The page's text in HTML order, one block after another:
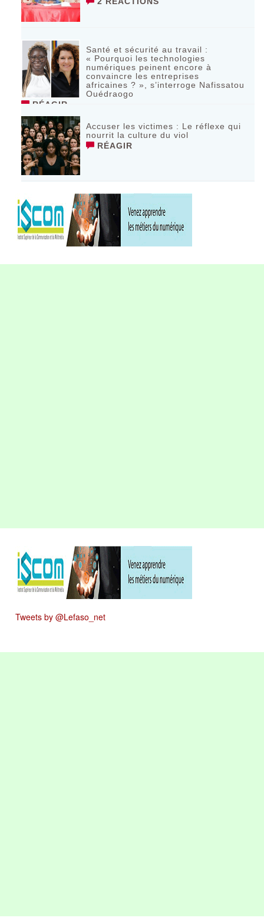
Santé et sécurité au travail :
« Pourquoi les technologies
numériques peinent encore à
convaincre les entreprises
africaines ? », s’interroge Nafissatou
Ouédraogo
RÉAGIR
Accuser les victimes : Le réflexe qui
nourrit la culture du viol
RÉAGIR
Tweets by @Lefaso_net